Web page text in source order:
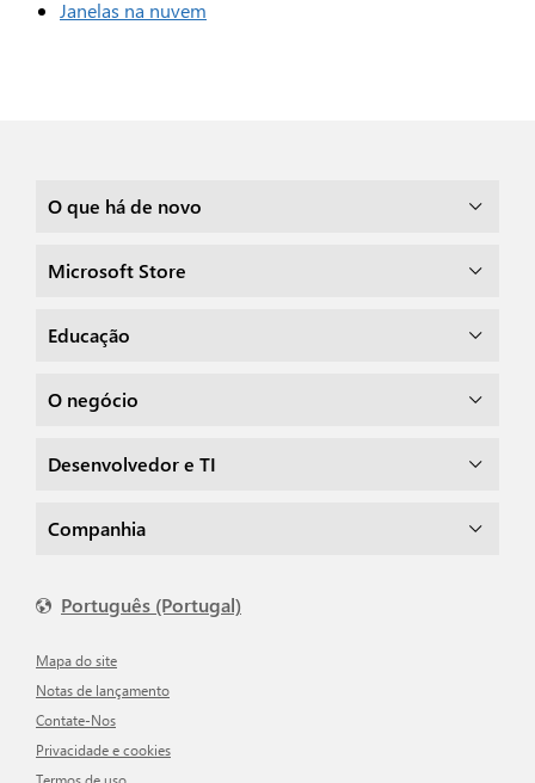
Janelas na nuvem
O que há de novo
Microsoft Store
Educação
O negócio
Desenvolvedor e TI
Companhia
Português (Portugal)
Mapa do site
Notas de lançamento
Contate-Nos
Privacidade e cookies